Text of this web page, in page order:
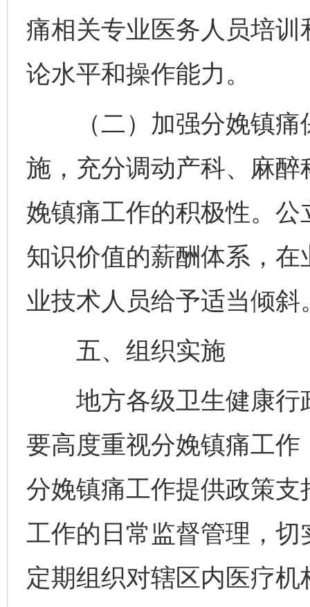
痛相关专业医务人员培
论水平和操作能力。
（二）加强分娩镇痛
施，充分调动产科、麻
娩镇痛工作的积极性。
知识价值的薪酬体系，
业技术人员给予适当倾斜
五、组织实施
地方各级卫生健康行
要高度重视分娩镇痛工
分娩镇痛工作提供政策
工作的日常监督管理，
定期组织对辖区内医疗